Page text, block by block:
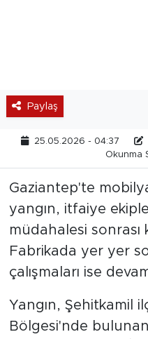
Paylaş
25.05.2026 - 04:37
Okunma
Gaziantep'te
yangın, itfaiye
müdahalesi sonrası
Fabrikada yer yer
çalışmaları ise
Yangın, Şehitkamil
Bölgesi'nde